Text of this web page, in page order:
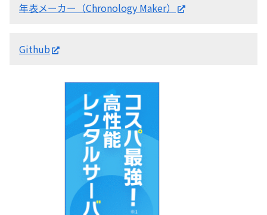
年表メーカー（Chronology Maker）
Github